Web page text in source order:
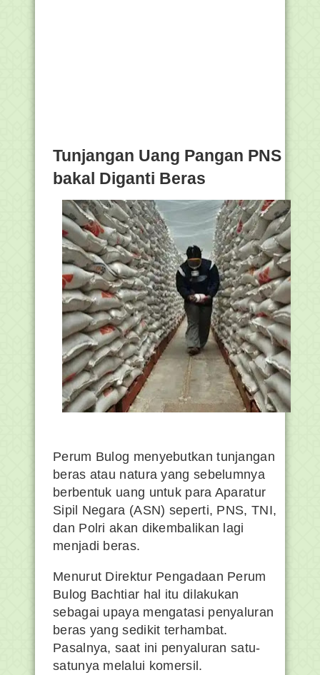
Tunjangan Uang Pangan PNS
bakal Diganti Beras
Perum Bulog menyebutkan tunjangan
beras atau natura yang sebelumnya
berbentuk uang untuk para Aparatur
Sipil Negara (ASN) seperti, PNS, TNI,
dan Polri akan dikembalikan lagi
menjadi beras.
Menurut Direktur Pengadaan Perum
Bulog Bachtiar hal itu dilakukan
sebagai upaya mengatasi penyaluran
beras yang sedikit terhambat.
Pasalnya, saat ini penyaluran satu-
satunya melalui komersil.